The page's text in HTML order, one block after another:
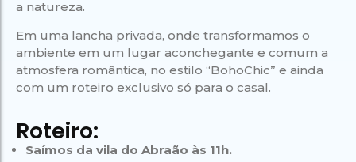
a natureza.
Em uma lancha privada, onde transformamos o
ambiente em um lugar aconchegante e comum a
atmosfera romântica, no estilo “BohoChic” e ainda
com um roteiro exclusivo só para o casal.
Roteiro:
Saímos da vila do Abraão às 11h.